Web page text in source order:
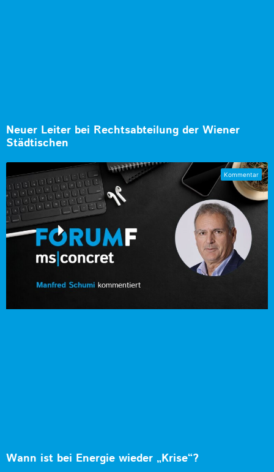
Neuer Leiter bei Rechtsabteilung der Wiener
Städtischen
Wann ist bei Energie wieder „Krise“?